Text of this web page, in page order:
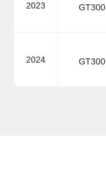
2023 GT300
2024 GT300